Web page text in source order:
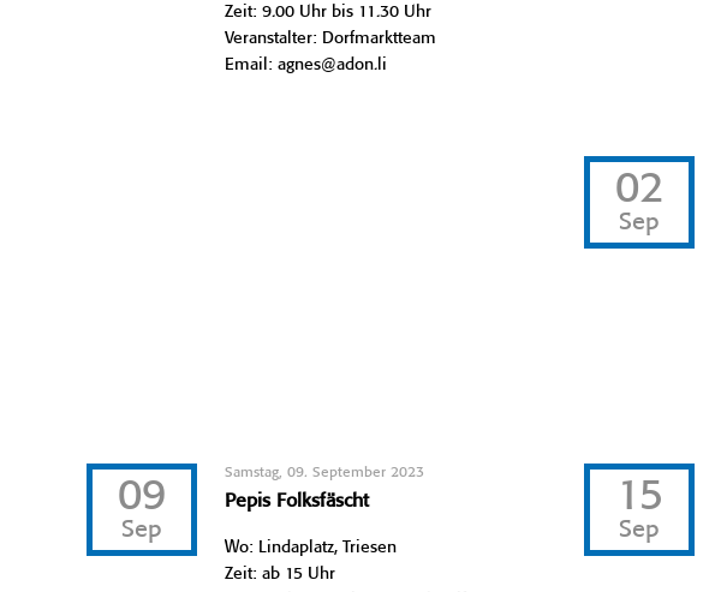
Zeit: 9.00 Uhr bis 11.30 Uhr
Veranstalter: Dorfmarktteam
Email: agnes@adon.li
02
Sep
09
Sep
Samstag, 09. September 2023
Pepis Folksfäscht
Wo: Lindaplatz, Triesen
Zeit: ab 15 Uhr
15
Sep